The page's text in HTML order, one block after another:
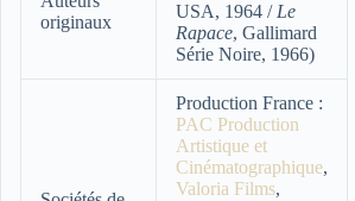
originaux
USA, 1964 / Le
Rapace, Gallimard
Série Noire, 1966)
Production France :
PAC Production
Artistique et
Cinématographique,
Valoria Films,